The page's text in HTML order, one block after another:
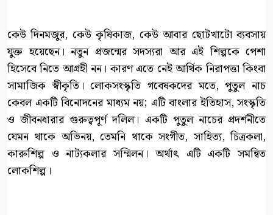
কেউ দিনমজুর, কেউ কৃষিকাজ, কেউ আবার ছোটখাটো ব্যবসায়
যুক্ত হয়েছেন। নতুন প্রজন্মের সদস্যরা আর এই শিল্পকে পেশা
হিসেবে নিতে আগ্রহী নন। কারণ এতে নেই আর্থিক নিরাপত্তা কিংবা
সামাজিক স্বীকৃতি। লোকসংস্কৃতি গবেষকদের মতে, পুতুল নাচ
কেবল একটি বিনোদনের মাধ্যম নয়; এটি বাংলার ইতিহাস, সংস্কৃতি
ও জীবনধারার গুরুত্বপূর্ণ দলিল। একটি পুতুল নাচের প্রদর্শনীতে
যেমন থাকে অভিনয়, তেমনি থাকে সংগীত, সাহিত্য, চিত্রকলা,
কারুশিল্প ও নাট্যকলার সম্মিলন। অর্থাৎ এটি একটি সমন্বিত
লোকশিল্প।